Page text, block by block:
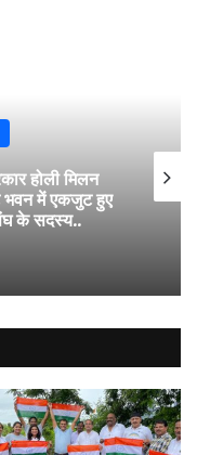
होली मिलन
भवन में एकजुट हुए
के सदस्य..